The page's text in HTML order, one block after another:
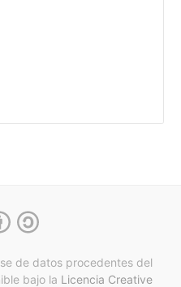
de datos procedentes del
bajo la Licencia Creative